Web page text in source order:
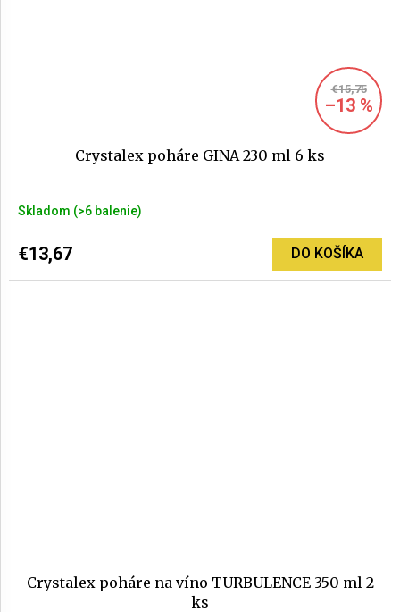
€15,75
–13 %
Crystalex poháre GINA 230 ml 6 ks
Skladom (>6 balenie)
€13,67 DO KOŠÍKA
Crystalex poháre na víno TURBULENCE 350 ml 2
ks